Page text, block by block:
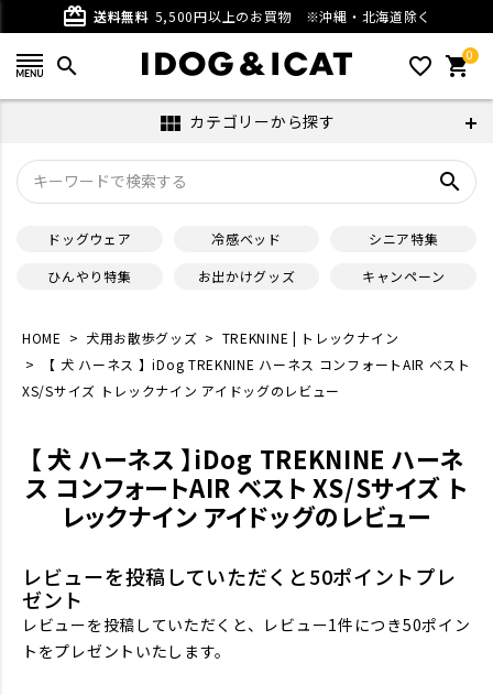
card_giftcard 送料無料 5,500円以上のお買物 ※沖縄・北海道除く
search favorite_outline 0
shopping_cart
view_module カテゴリーから探す
search
ドッグウェア 冷感ベッド
シニア特集
ひんやり特集
お出かけグッズ キャンペーン
HOME 犬用お散歩グッズ
TREKNINE | トレックナイン
【 犬 ハーネス 】iDog TREKNINE ハーネス コンフォートAIR ベスト
XS/Sサイズ トレックナイン アイドッグのレビュー
【 犬 ハーネス 】iDog TREKNINE ハーネ
ス コンフォートAIR ベスト XS/Sサイズ ト
レックナイン アイドッグのレビュー
レビューを投稿していただくと50ポイントプレ
ゼント
レビューを投稿していただくと、レビュー1件につき50ポイン
トをプレゼントいたします。